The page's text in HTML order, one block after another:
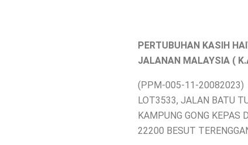
PERTUBUHAN KASIH
JALANAN MALAYSIA (
(PPM-005-11-20082023)
LOT3533, JALAN BATU
KAMPUNG GONG KEPAS
22200 BESUT